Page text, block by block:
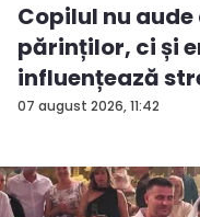
07 august 2026, 11:42
Copilul nu
părinților, ci și
influențează